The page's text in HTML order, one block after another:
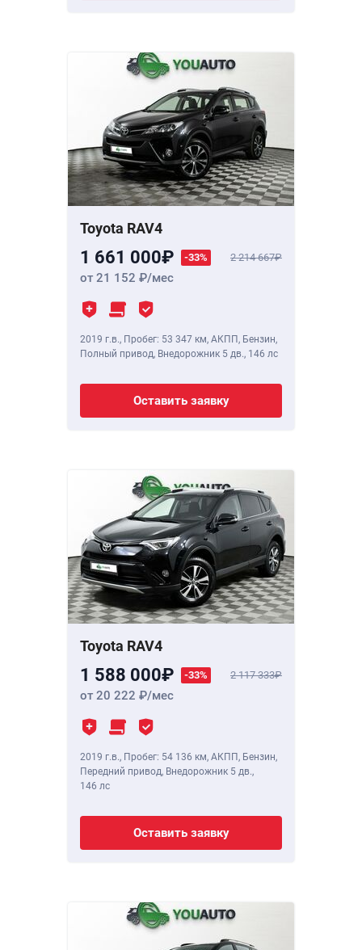
Toyota RAV4
1 661 000 -33% 2 214 667
от 21 152 /мес
2019 г.в., Пробег: 53 347 км, АКПП, Бензин,
Полный привод, Внедорожник 5 дв., 146 лс
Оставить заявку
Toyota RAV4
1 588 000 -33% 2 117 333
от 20 222 /мес
2019 г.в., Пробег: 54 136 км, АКПП, Бензин,
Передний привод, Внедорожник 5 дв.,
146 лс
Оставить заявку